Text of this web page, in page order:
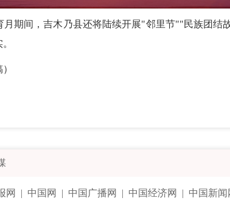
间，吉木乃县还将陆续开展"邻里节""民族团结
网 | 中国网 | 中国广播网 | 中国经济网 | 中国新闻